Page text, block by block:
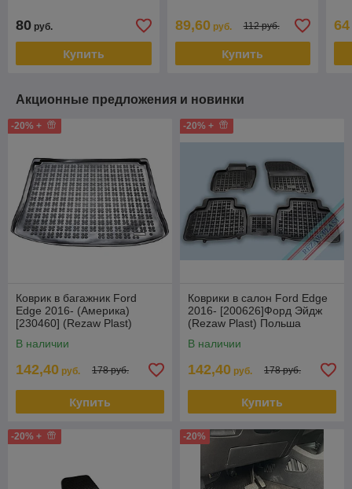
80 руб.
Купить
89,60руб. 112 руб.
Купить
64
Акционные предложения и новинки
-20% +
Коврик в багажник Ford
Edge 2016- (Америка)
[230460] (Rezaw Plast)
В наличии
142,40 руб. 178 руб.
Купить
-20% +
Коврики в салон Ford Edge
2016- [200626]Форд Эйдж
(Rezaw Plast) Польша
В наличии
142,40 руб. 178 руб.
Купить
-20% + -20%